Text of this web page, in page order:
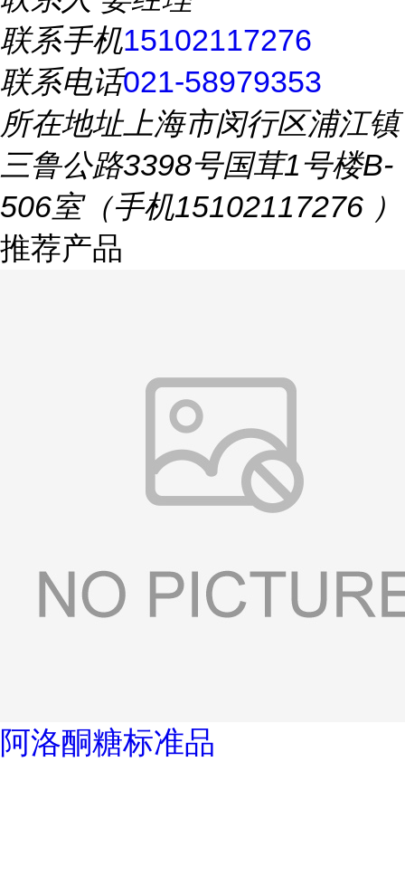
联系手机15102117276
联系电话021-58979353
所在地址上海市闵行区浦江镇
三鲁公路3398号国茸1号楼B-
506室（手机15102117276 ）
推荐产品
阿洛酮糖标准品